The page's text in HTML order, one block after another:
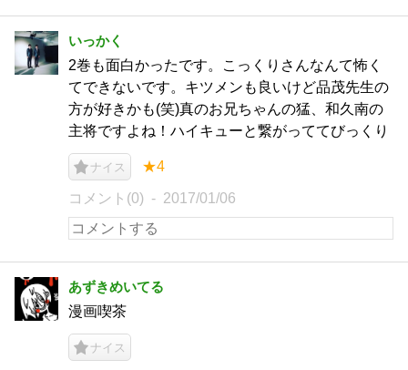
いっかく
2巻も面白かったです。こっくりさんなんて怖く
てできないです。キツメンも良いけど品茂先生の
方が好きかも(笑)真のお兄ちゃんの猛、和久南の
主将ですよね！ハイキューと繋がっててびっくり
ナイス ★4
コメント(0) 2017/01/06
あずきめいてる
漫画喫茶
ナイス